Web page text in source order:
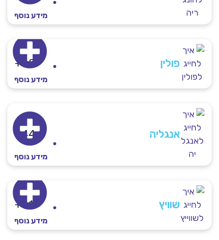
מידע נוסף
פולין​ 48+
מידע נוסף
אנגליה 44+
מידע נוסף
שוויץ 41+
מידע נוסף